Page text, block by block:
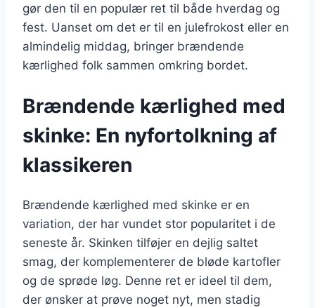
gør den til en populær ret til både hverdag og
fest. Uanset om det er til en julefrokost eller en
almindelig middag, bringer brændende
kærlighed folk sammen omkring bordet.
Brændende kærlighed med
skinke: En nyfortolkning af
klassikeren
Brændende kærlighed med skinke er en
variation, der har vundet stor popularitet i de
seneste år. Skinken tilføjer en dejlig saltet
smag, der komplementerer de bløde kartofler
og de sprøde løg. Denne ret er ideel til dem,
der ønsker at prøve noget nyt, men stadig